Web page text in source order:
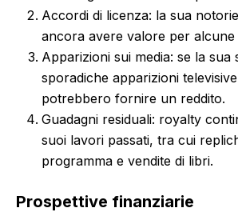
Accordi di licenza: la sua
ancora avere valore per alcune
Apparizioni sui media: se la sua
sporadiche apparizioni
potrebbero fornire un reddito.
Guadagni residuali: royalty
suoi lavori passati, tra cui
programma e vendite di libri.
Prospettive finanziarie